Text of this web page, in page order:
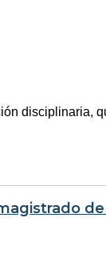
disciplinaria,